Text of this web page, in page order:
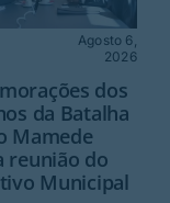
Agosto 6,
2026
dos
da Batalha
Mamede
reunião do
Municipal